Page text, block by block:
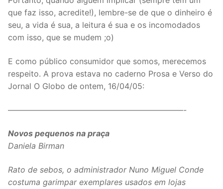
que faz isso, acredite!), lembre-se de que o dinheiro é
seu, a vida é sua, a leitura é sua e os incomodados
com isso, que se mudem ;o)
E como público consumidor que somos, merecemos
respeito. A prova estava no caderno Prosa e Verso do
Jornal O Globo de ontem, 16/04/05:
——————————————————————-
Novos pequenos na praça
Daniela Birman
Rato de sebos, o administrador Nuno Miguel Conde
costuma garimpar exemplares usados em lojas